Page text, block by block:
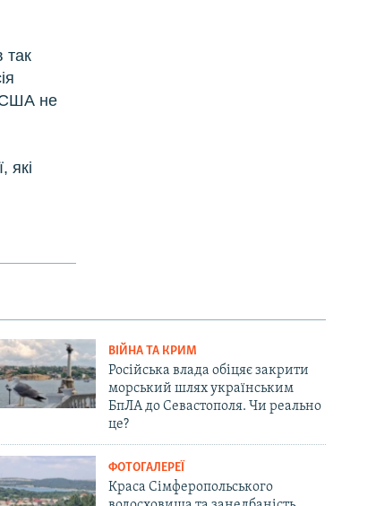
так
США не
які
ВІЙНА ТА КРИМ
Російська влада обіцяє закрити
морський шлях українським
БпЛА до Севастополя. Чи реально
це?
ФОТОГАЛЕРЕЇ
Краса Сімферопольського